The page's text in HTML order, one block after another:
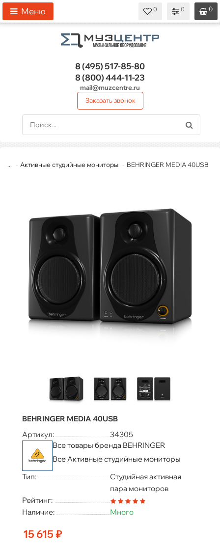
0
0
0
Меню
8 (495)517-85-80
8 (800)444-11-23
mail@muzcentre.ru
Заказать звонок
... Активные студийные мониторы BEHRINGER MEDIA 40USB
BEHRINGER MEDIA 40USB
Артикул:
34305
Все товары бренда BEHRINGER
Все Активные студийные мониторы
Тип:
Студийная активная
пара мониторов
Рейтинг:
Наличие:
Много
15 615 ₽